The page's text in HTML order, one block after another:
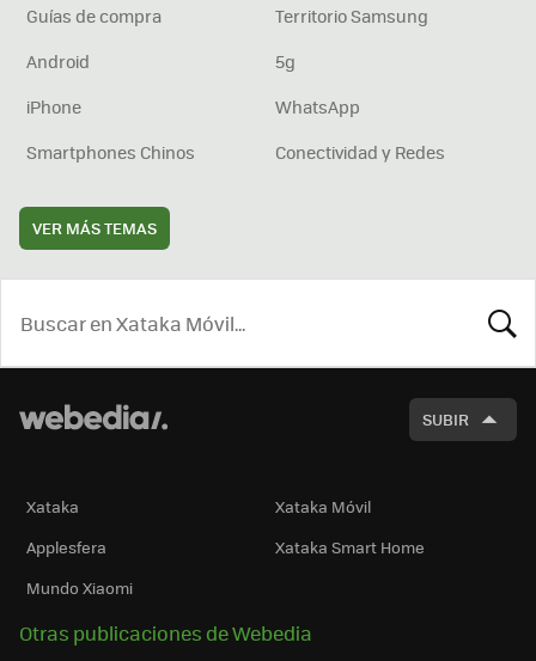
Guías de compra
Territorio Samsung
Android
5g
iPhone
WhatsApp
Smartphones Chinos
Conectividad y Redes
VER MÁS TEMAS
SUBIR
Xataka
Xataka Móvil
Applesfera
Xataka Smart Home
Mundo Xiaomi
Otras publicaciones de Webedia